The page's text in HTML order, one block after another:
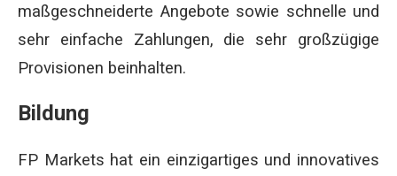
maßgeschneiderte Angebote sowie schnelle und
sehr einfache Zahlungen, die sehr großzügige
Provisionen beinhalten.
Bildung
FP Markets hat ein einzigartiges und innovatives